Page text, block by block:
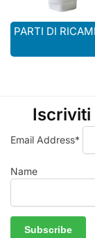
PARTI DI
Iscriviti
Email Address*
Name